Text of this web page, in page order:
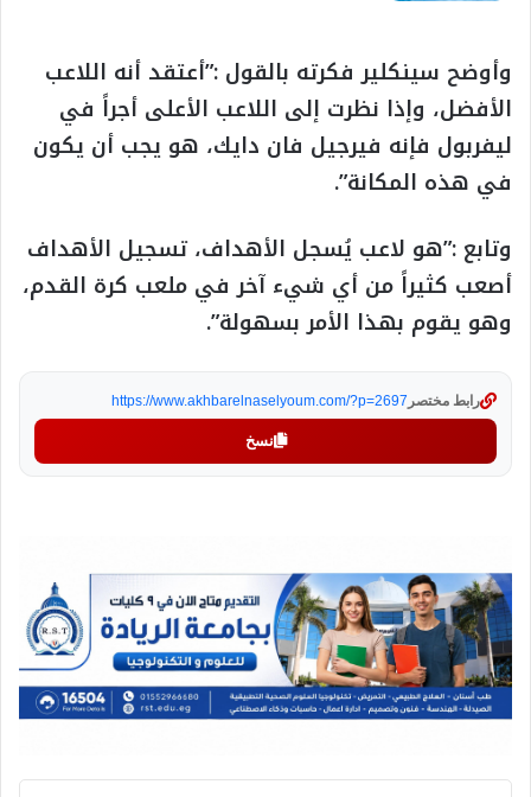
وأوضح سينكلير فكرته بالقول :”أعتقد أنه اللاعب
الأفضل، وإذا نظرت إلى اللاعب الأعلى أجراً في
ليفربول فإنه فيرجيل فان دايك، هو يجب أن يكون
في هذه المكانة”.
وتابع :”هو لاعب يُسجل الأهداف، تسجيل الأهداف
أصعب كثيراً من أي شيء آخر في ملعب كرة القدم،
وهو يقوم بهذا الأمر بسهولة”.
رابط مختصر https://www.akhbarelnaselyoum.com/?p=2697
نسخ